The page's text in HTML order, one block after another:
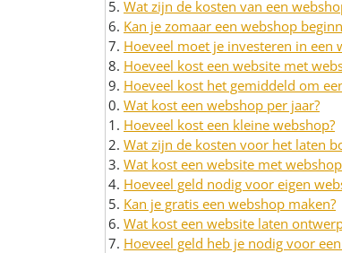
Wat zijn de kosten van een
Kan je zomaar een webshop
Hoeveel moet je investeren in een
Hoeveel kost een website met
Hoeveel kost het gemiddeld om
Wat kost een webshop per jaar?
Hoeveel kost een kleine webshop?
Wat zijn de kosten voor het laten
Wat kost een website met
Hoeveel geld nodig voor eigen
Kan je gratis een webshop maken?
Wat kost een website laten
Hoeveel geld heb je nodig voor